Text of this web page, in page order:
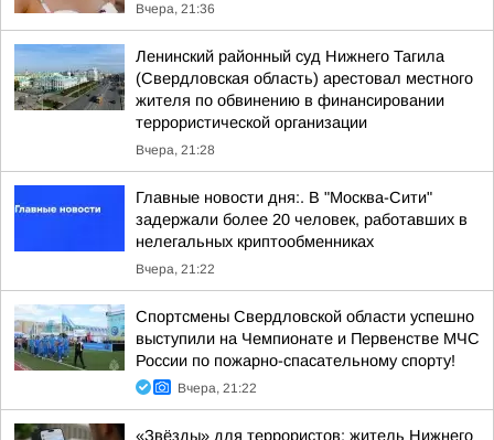
Вчера, 21:36
Ленинский районный суд Нижнего Тагила
(Свердловская область) арестовал местного
жителя по обвинению в финансировании
террористической организации
Вчера, 21:28
Главные новости дня:. В "Москва-Сити"
задержали более 20 человек, работавших в
нелегальных криптообменниках
Вчера, 21:22
Спортсмены Свердловской области успешно
выступили на Чемпионате и Первенстве МЧС
России по пожарно-спасательному спорту!
Вчера, 21:22
«Звёзды» для террористов: житель Нижнего